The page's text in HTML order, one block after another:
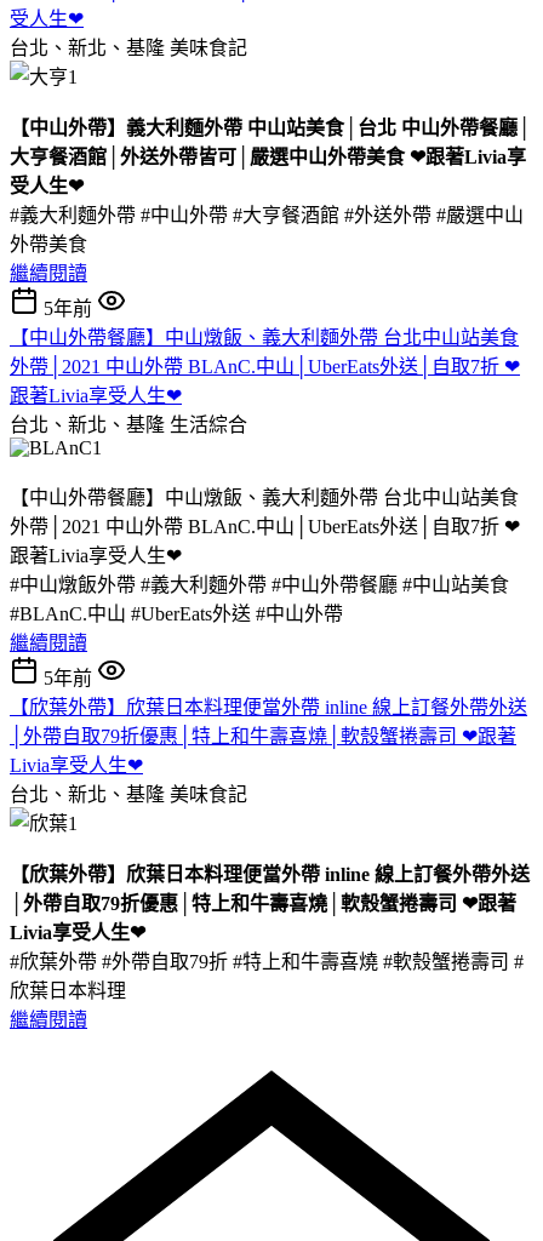
受人生❤
台北、新北、基隆 美味食記
【中山外帶】義大利麵外帶 中山站美食│台北 中山外帶餐廳│
大亨餐酒館│外送外帶皆可│嚴選中山外帶美食 ❤跟著Livia享
受人生❤
#義大利麵外帶 #中山外帶 #大亨餐酒館 #外送外帶 #嚴選中山
外帶美食
繼續閱讀
5年前
【中山外帶餐廳】中山燉飯、義大利麵外帶 台北中山站美食
外帶│2021 中山外帶 BLAnC.中山│UberEats外送│自取7折 ❤
跟著Livia享受人生❤
台北、新北、基隆 生活綜合
【中山外帶餐廳】中山燉飯、義大利麵外帶 台北中山站美食
外帶│2021 中山外帶 BLAnC.中山│UberEats外送│自取7折 ❤
跟著Livia享受人生❤
#中山燉飯外帶 #義大利麵外帶 #中山外帶餐廳 #中山站美食
#BLAnC.中山 #UberEats外送 #中山外帶
繼續閱讀
5年前
【欣葉外帶】欣葉日本料理便當外帶 inline 線上訂餐外帶外送
│外帶自取79折優惠│特上和牛壽喜燒│軟殼蟹捲壽司 ❤跟著
Livia享受人生❤
台北、新北、基隆 美味食記
【欣葉外帶】欣葉日本料理便當外帶 inline 線上訂餐外帶外送
│外帶自取79折優惠│特上和牛壽喜燒│軟殼蟹捲壽司 ❤跟著
Livia享受人生❤
#欣葉外帶 #外帶自取79折 #特上和牛壽喜燒 #軟殼蟹捲壽司 #
欣葉日本料理
繼續閱讀